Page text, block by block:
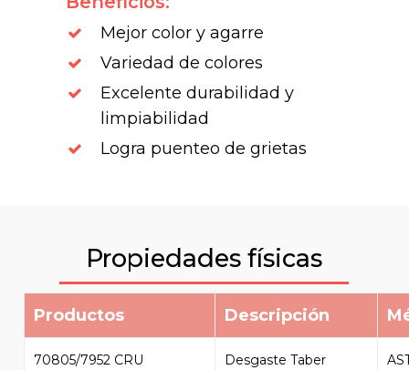
Mejor color y agarre
Variedad de colores
Excelente durabilidad y
limpiabilidad
Logra puenteo de grietas
Propiedades físicas
Productos Descripción
70805/7952 CRU Desgaste Taber